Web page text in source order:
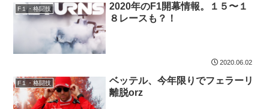
F１・格闘技
2020年のF1開幕情報。１５〜１
８レースも？！
2020.06.02
F１・格闘技
ベッテル、今年限りでフェラーリ
離脱orz